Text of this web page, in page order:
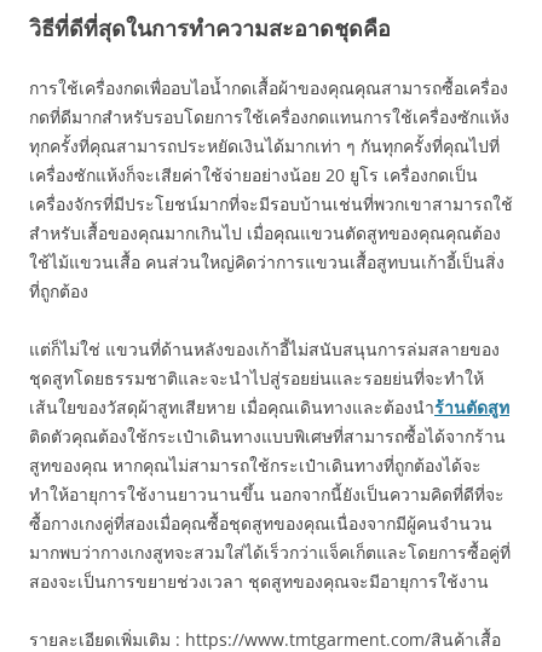
วิธีที่ดีที่สุดในการทำความสะอาดชุดคือ
การใช้เครื่องกดเพื่ออบไอน้ำกดเสื้อผ้าของคุณคุณสามารถซื้อเครื่อง
กดที่ดีมากสำหรับรอบโดยการใช้เครื่องกดแทนการใช้เครื่องซักแห้ง
ทุกครั้งที่คุณสามารถประหยัดเงินได้มากเท่า ๆ กันทุกครั้งที่คุณไปที่
เครื่องซักแห้งก็จะเสียค่าใช้จ่ายอย่างน้อย 20 ยูโร เครื่องกดเป็น
เครื่องจักรที่มีประโยชน์มากที่จะมีรอบบ้านเช่นที่พวกเขาสามารถใช้
สำหรับเสื้อของคุณมากเกินไป เมื่อคุณแขวนตัดสูทของคุณคุณต้อง
ใช้ไม้แขวนเสื้อ คนส่วนใหญ่คิดว่าการแขวนเสื้อสูทบนเก้าอี้เป็นสิ่ง
ที่ถูกต้อง
แต่ก็ไม่ใช่ แขวนที่ด้านหลังของเก้าอี้ไม่สนับสนุนการล่มสลายของ
ชุดสูทโดยธรรมชาติและจะนำไปสู่รอยย่นและรอยย่นที่จะทำให้
เส้นใยของวัสดุผ้าสูทเสียหาย เมื่อคุณเดินทางและต้องนำร้านตัดสูท
ติดตัวคุณต้องใช้กระเป๋าเดินทางแบบพิเศษที่สามารถซื้อได้จากร้าน
สูทของคุณ หากคุณไม่สามารถใช้กระเป๋าเดินทางที่ถูกต้องได้จะ
ทำให้อายุการใช้งานยาวนานขึ้น นอกจากนี้ยังเป็นความคิดที่ดีที่จะ
ซื้อกางเกงคู่ที่สองเมื่อคุณซื้อชุดสูทของคุณเนื่องจากมีผู้คนจำนวน
มากพบว่ากางเกงสูทจะสวมใส่ได้เร็วกว่าแจ็คเก็ตและโดยการซื้อคู่ที่
สองจะเป็นการขยายช่วงเวลา ชุดสูทของคุณจะมีอายุการใช้งาน
รายละเอียดเพิ่มเติม : https://www.tmtgarment.com/สินค้าเสื้อ